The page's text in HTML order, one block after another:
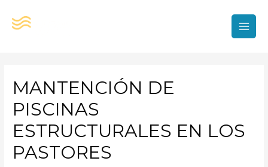
MANTENCIÓN DE
PISCINAS
ESTRUCTURALES EN LOS
PASTORES